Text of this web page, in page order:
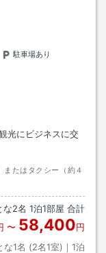
駐車場あり
光にビジネスに交
またはタクシー（約４
な2名 1泊1部屋 合計
〜 58,400円
な1名 (2名1室)｜ 1泊